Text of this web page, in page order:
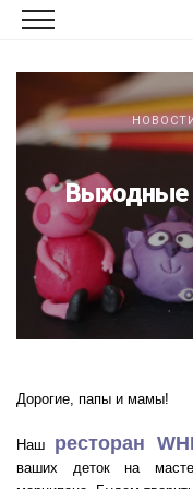
Выходные
Дорогие, папы и мамы!
Наш ресторан
ваших деток на